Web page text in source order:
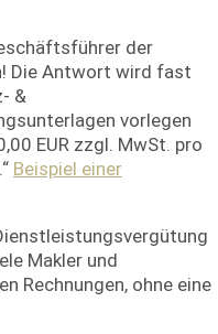
der
Die Antwort wird fast
&
vorlegen
EUR zzgl. MwSt. pro
Beispiel einer
Makler und
Rechnungen, ohne eine